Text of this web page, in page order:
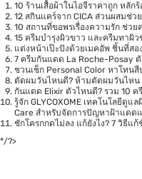
10 ร้านเสื้อผ้าในไอจีราคาถูก หลัก
12 สกินแคร์จาก CICA ส่วนผสมช่ว
10 สถานที่ขอพรเรื่องความรัก ช่ว
15 ครีมบำรุงผิวขาว และครีมทาผิ
แต่งหน้าเป๊ะปังด้วยเมคอัพ ชิ้นที่สอ
7 ครีมกันแดด La Roche-Posay
ชวนเช็ก Personal Color หาโทน
ตัดผมวันไหนดี? ห้ามตัดผมวันไหน
กันแดด Elixir ตัวไหนดี? รวม 10
รู้จัก GLYCOXOME เทคโนโลยีดู
Care สำหรับจัดการปัญหาฝ้าแดดแ
ชักโครกกดไม่ลง แก้ยังไง? 7 วิธีแ
*/?>